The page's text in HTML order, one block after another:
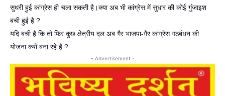
सुधरी हुई कांग्रेस ही चला सकती है।क्या अब भी कांग्रेस में सुधार की कोई गुंजाइश
बची हुई है ?
यदि बची है कि तो फिर कुछ क्षेत्रीय दल अब गैर भाजपा-गैर कांग्रेस गठबंधन की
योजना क्यों बना रहे हैं ?
- Advertisement -